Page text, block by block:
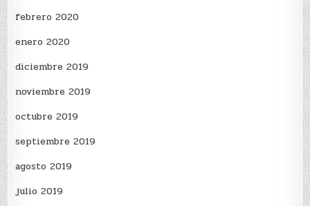
febrero 2020
enero 2020
diciembre 2019
noviembre 2019
octubre 2019
septiembre 2019
agosto 2019
julio 2019